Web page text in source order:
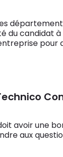
du candidat
pour
avoir une
aux